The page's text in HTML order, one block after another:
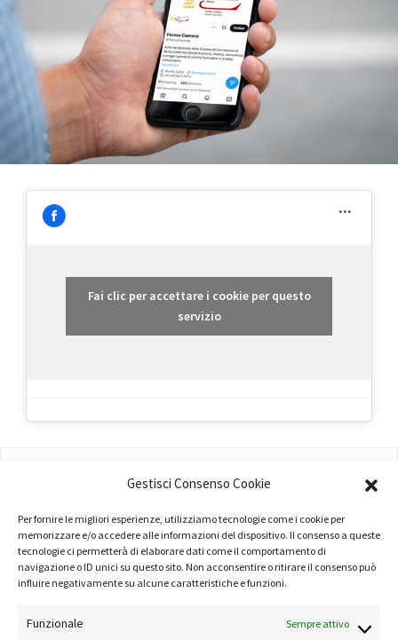
Gestisci Consenso Cookie
Per fornire le migliori esperienze, utilizziamo tecnologie come i cookie per
memorizzare e/o accedere alle informazioni del dispositivo. Il consenso a queste
tecnologie ci permetterà di elaborare dati come il comportamento di
navigazione o ID unici su questo sito. Non acconsentire o ritirare il consenso può
influire negativamente su alcune caratteristiche e funzioni.
Funzionale Sempre attivo
Fai clic per accettare i cookie per questo
servizio
TERMINI E CONDIZIONI
PRIVACY POLICY